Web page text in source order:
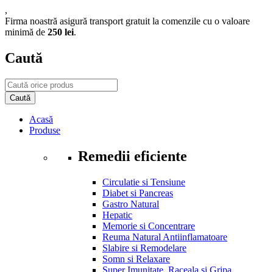
,
Firma noastră asigură transport gratuit la comenzile cu o valoare
minimă de 250 lei.
Caută
Acasă
Produse
Remedii eficiente
Circulatie si Tensiune
Diabet si Pancreas
Gastro Natural
Hepatic
Memorie si Concentrare
Reuma Natural Antiinflamatoare
Slabire si Remodelare
Somn si Relaxare
Super Imunitate, Raceala si Gripa